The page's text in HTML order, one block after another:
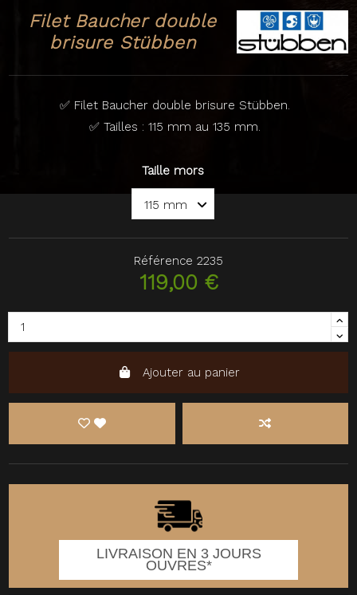
Filet Baucher double
brisure Stübben
✅ Filet Baucher double brisure Stübben.
✅ Tailles : 115 mm au 135 mm.
Taille mors
Référence 2235
119,00 €
Ajouter au panier
LIVRAISON EN 3 JOURS
OUVRES*